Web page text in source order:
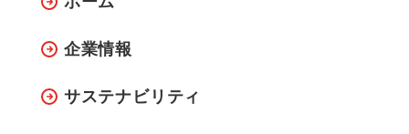
企業情報
サステナビリティ